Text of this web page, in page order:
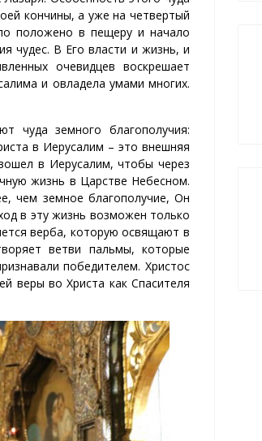
кончины, а уже на четвертый
положено в пещеру и начало
чудес. В Его власти и жизнь, и
очевидцев воскрешает
и овладела умами многих.
чуда земного благополучия:
в Иерусалим – это внешняя
в Иерусалим, чтобы через
жизнь в Царстве Небесном.
чем земное благополучие, Он
в эту жизнь возможен только
верба, которую освящают в
ветви пальмы, которые
победителем. Христос
веры во Христа как Спасителя